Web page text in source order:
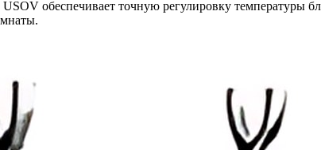
обеспечивает точную регулировку температуры